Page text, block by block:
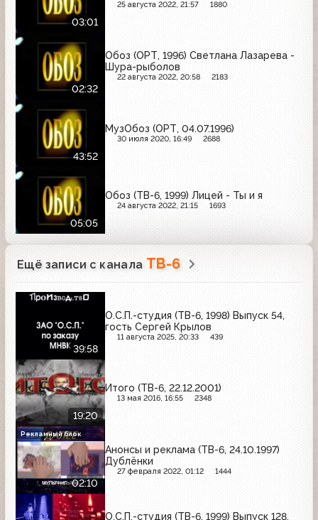
03:01
25 августа 2022, 21:57 1880
02:32
Обоз (ОРТ, 1996) Светлана Лазарева -
Шура-рыболов
22 августа 2022, 20:58 2183
43:52
МузОбоз (ОРТ, 04.07.1996)
30 июля 2020, 16:49 2688
05:05
Обоз (ТВ-6, 1999) Лицей - Ты и я
24 августа 2022, 21:15 1693
Ещё записи с канала ТВ-6
39:58
О.С.П.-студия (ТВ-6, 1998) Выпуск 54,
гость Сергей Крылов
11 августа 2025, 20:33 439
19:20
Итого (ТВ-6, 22.12.2001)
13 мая 2016, 16:55 2348
02:10
Анонсы и реклама (ТВ-6, 24.10.1997)
Дублёнки
27 февраля 2022, 01:12 1444
Рекламный блок
О.С.П.-студия (ТВ-6, 1999) Выпуск 128,